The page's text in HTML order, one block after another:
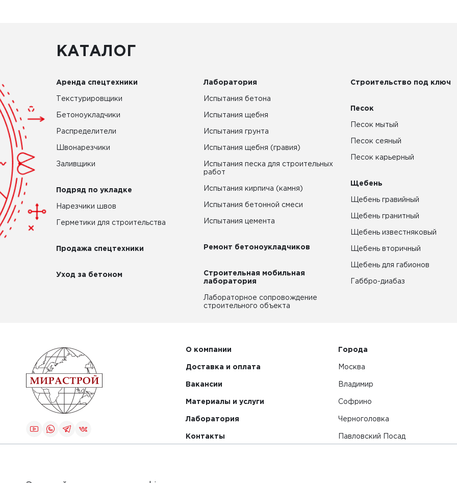
КАТАЛОГ
Аренда спецтехники
Текстурировщики
Бетоноукладчики
Распределители
Швонарезчики
Заливщики
Подряд по укладке
Нарезчики швов
Герметики для строительства
Продажа спецтехники
Уход за бетоном
Лаборатория
Испытания бетона
Испытания щебня
Испытания грунта
Испытания щебня (гравия)
Испытания песка для строительных
работ
Испытания кирпича (камня)
Испытания бетонной смеси
Испытания цемента
Ремонт бетоноукладчиков
Строительная мобильная
лаборатория
Лабораторное сопровождение
строительного объекта
Строительство под ключ
Песок
Песок мытый
Песок сеяный
Песок карьерный
Щебень
Щебень гравийный
Щебень гранитный
Щебень известняковый
Щебень вторичный
Щебень для габионов
Габбро-диабаз
О компании
Доставка и оплата
Вакансии
Материалы и услуги
Лаборатория
Контакты
Города
Москва
Владимир
Софрино
Черноголовка
Павловский Посад